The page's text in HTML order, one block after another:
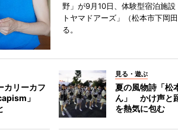
野」が9月10日、体験型宿泊施設
トヤマドアーズ」（松本市下岡
る。
カリーカフ
」
見る・遊ぶ
夏の風物詩「松
ん」 かけ声と
を熱気に包む